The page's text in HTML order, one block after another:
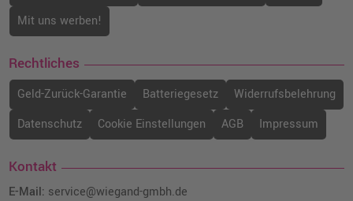
Mit uns werben!
Rechtliches
Geld-Zurück-Garantie Batteriegesetz
Widerrufsbelehrung
Datenschutz
Cookie Einstellungen AGB Impressum
Kontakt
E-Mail: service@wiegand-gmbh.de